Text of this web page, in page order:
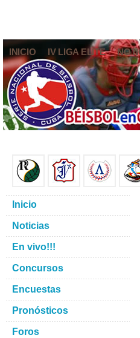
INICIO IV LIGA ELITE
Inicio
Noticias
En vivo!!!
Concursos
Encuestas
Pronósticos
Foros